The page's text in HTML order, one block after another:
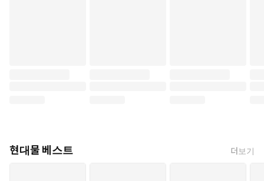
현대물 베스트 더보기